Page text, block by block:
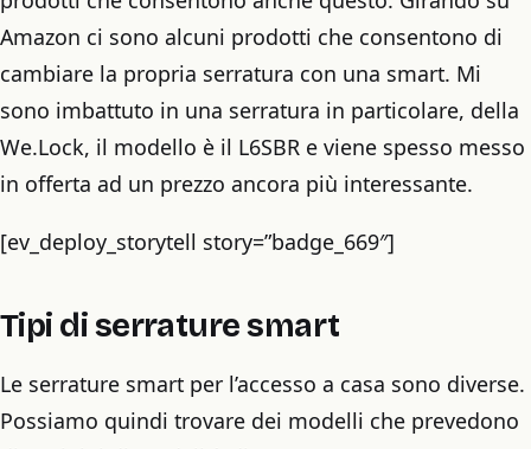
Amazon ci sono alcuni prodotti che consentono di
cambiare la propria serratura con una smart. Mi
sono imbattuto in una serratura in particolare, della
We.Lock, il modello è il L6SBR e viene spesso messo
in offerta ad un prezzo ancora più interessante.
[ev_deploy_storytell story=”badge_669″]
Tipi di serrature smart
Le serrature smart per l’accesso a casa sono diverse.
Possiamo quindi trovare dei modelli che prevedono